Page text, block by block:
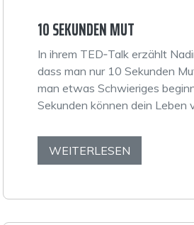
10 SEKUNDEN MUT
In ihrem TED‑Talk erzählt
dass man nur 10 Sekunden
man etwas Schwieriges
Sekunden können dein Leben
WEITERLESEN